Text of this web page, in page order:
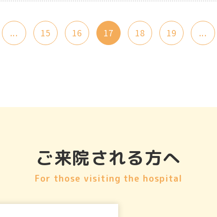
... 15 16 17 18 19 ...
ご来院される方へ
For those visiting the hospital